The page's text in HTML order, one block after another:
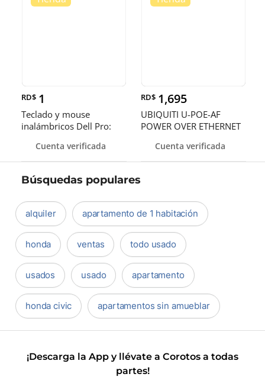
RD$ 1
Teclado y mouse
inalámbricos Dell Pro:
Cuenta verificada
RD$ 1,695
UBIQUITI U-POE-AF
POWER OVER ETHERNET
V AC INPUT - 48 V
Cuenta verificada
Búsquedas populares
alquiler apartamento de 1 habitación
honda ventas todo usado
usados usado apartamento
honda civic apartamentos sin amueblar
¡Descarga la App y llévate a Corotos a todas
partes!